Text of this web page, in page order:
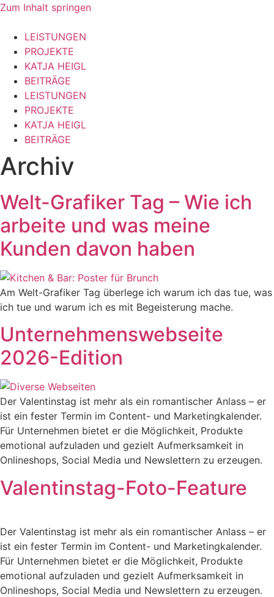
Zum Inhalt springen
LEISTUNGEN
PROJEKTE
KATJA HEIGL
BEITRÄGE
LEISTUNGEN
PROJEKTE
KATJA HEIGL
BEITRÄGE
Archiv
Welt-Grafiker Tag – Wie ich
arbeite und was meine
Kunden davon haben
Am Welt-Grafiker Tag überlege ich warum ich das tue, was
ich tue und warum ich es mit Begeisterung mache.
Unternehmenswebseite
2026-Edition
Der Valentinstag ist mehr als ein romantischer Anlass – er
ist ein fester Termin im Content- und Marketingkalender.
Für Unternehmen bietet er die Möglichkeit, Produkte
emotional aufzuladen und gezielt Aufmerksamkeit in
Onlineshops, Social Media und Newslettern zu erzeugen.
Valentinstag-Foto-Feature
Der Valentinstag ist mehr als ein romantischer Anlass – er
ist ein fester Termin im Content- und Marketingkalender.
Für Unternehmen bietet er die Möglichkeit, Produkte
emotional aufzuladen und gezielt Aufmerksamkeit in
Onlineshops, Social Media und Newslettern zu erzeugen.